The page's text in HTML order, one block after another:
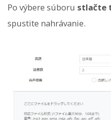
Po výbere súboru stlačte
spustite nahrávanie.